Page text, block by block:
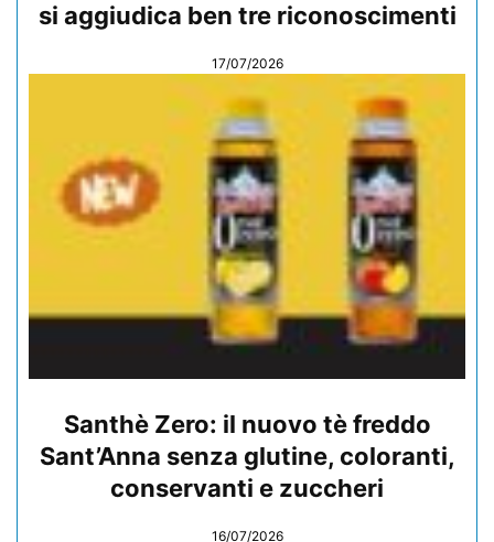
si aggiudica ben tre riconoscimenti
17/07/2026
Santhè Zero: il nuovo tè freddo
Sant’Anna senza glutine, coloranti,
conservanti e zuccheri
16/07/2026